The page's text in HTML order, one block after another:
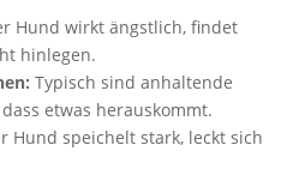
Hund wirkt ängstlich, findet
hinlegen.
Typisch sind anhaltende
etwas herauskommt.
Hund speichelt stark, leckt sich